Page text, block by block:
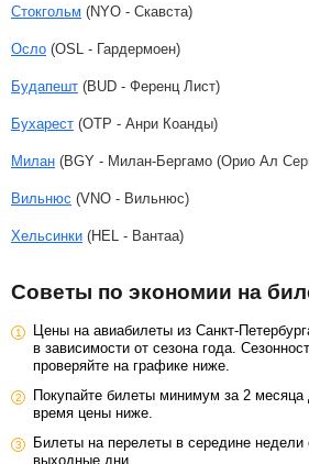
Стокгольм (NYO - Скавста)
Осло (OSL - Гардермоен)
Будапешт (BUD - Ференц Лист)
Бухарест (OTP - Анри Коанды)
Милан (BGY - Милан-Бергамо (Орио Ал
Вильнюс (VNO - Вильнюс)
Хельсинки (HEL - Вантаа)
Советы по экономии на
Цены на авиабилеты из Санкт-
в зависимости от сезона года.
проверяйте на графике ниже.
Покупайте билеты минимум за 2 месяца
время цены ниже.
Билеты на перелеты в середине
выходные дни.